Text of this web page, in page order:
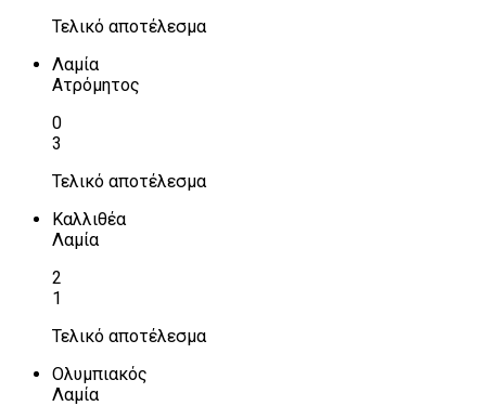
Τελικό αποτέλεσμα
Λαμία
Ατρόμητος
0
3
Τελικό αποτέλεσμα
Καλλιθέα
Λαμία
2
1
Τελικό αποτέλεσμα
Ολυμπιακός
Λαμία